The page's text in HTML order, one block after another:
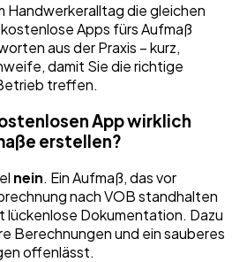
Handwerkeralltag die gleichen
Apps fürs Aufmaß
aus der Praxis – kurz,
damit Sie die richtige
treffen.
App wirklich
erstellen?
nein. Ein Aufmaß, das vor
nach VOB standhalten
lückenlose Dokumentation. Dazu
Berechnungen und ein sauberes
offenlässt.